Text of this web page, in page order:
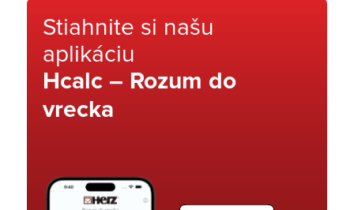
Stiahnite si našu
aplikáciu
Hcalc – Rozum do
vrecka